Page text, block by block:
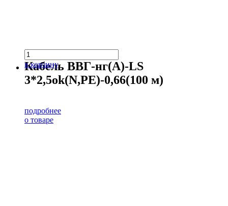
в корзину
Кабель ВВГ-нг(А)-LS
3*2,5ok(N,PE)-0,66(100 м)
подробнее
о товаре